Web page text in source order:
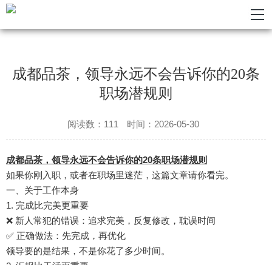
成都品茶，领导永远不会告诉你的20条
职场潜规则
阅读数：111 时间：2026-05-30
成都品茶，领导永远不会告诉你的20条职场潜规则
如果你刚入职，或者在职场里迷茫，这篇文章请你看完。
一、关于工作本身
1. 完成比完美更重要
❌ 新人常犯的错误：追求完美，反复修改，耽误时间
✅ 正确做法：先完成，再优化
领导要的是结果，不是你花了多少时间。